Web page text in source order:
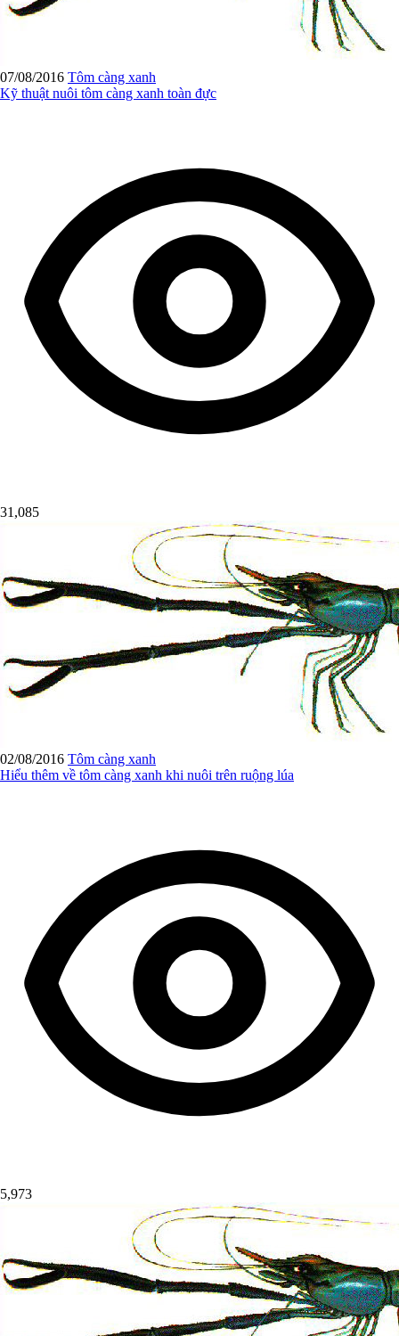
07/08/2016 Tôm càng xanh
Kỹ thuật nuôi tôm càng xanh toàn đực
31,085
02/08/2016 Tôm càng xanh
Hiểu thêm về tôm càng xanh khi nuôi trên ruộng lúa
5,973